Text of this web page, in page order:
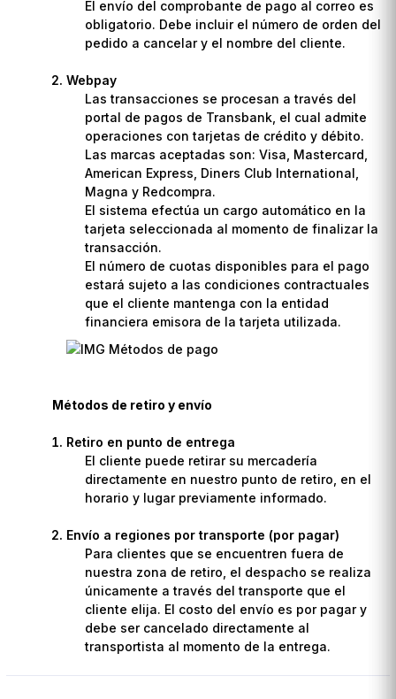
El envío del comprobante de pago al correo es
obligatorio. Debe incluir el número de orden del
pedido a cancelar y el nombre del cliente.
Webpay
Las transacciones se procesan a través del
portal de pagos de Transbank, el cual admite
operaciones con tarjetas de crédito y débito.
Las marcas aceptadas son: Visa, Mastercard,
American Express, Diners Club International,
Magna y Redcompra.
El sistema efectúa un cargo automático en la
tarjeta seleccionada al momento de finalizar la
transacción.
El número de cuotas disponibles para el pago
estará sujeto a las condiciones contractuales
que el cliente mantenga con la entidad
financiera emisora de la tarjeta utilizada.
Métodos de retiro y envío
Retiro en punto de entrega
El cliente puede retirar su mercadería
directamente en nuestro punto de retiro, en el
horario y lugar previamente informado.
Envío a regiones por transporte (por pagar)
Para clientes que se encuentren fuera de
nuestra zona de retiro, el despacho se realiza
únicamente a través del transporte que el
cliente elija. El costo del envío es por pagar y
debe ser cancelado directamente al
transportista al momento de la entrega.